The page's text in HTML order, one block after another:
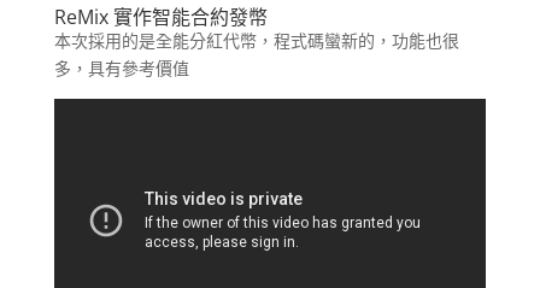
ReMix實作智能合約發幣
本次採用的是全能分紅代幣，程式碼蠻新的，功能也很
多，具有參考價值